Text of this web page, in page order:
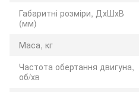
Габаритні розміри, ДхШхВ
(мм)
Маса, кг
Частота обертання двигуна,
об/хв